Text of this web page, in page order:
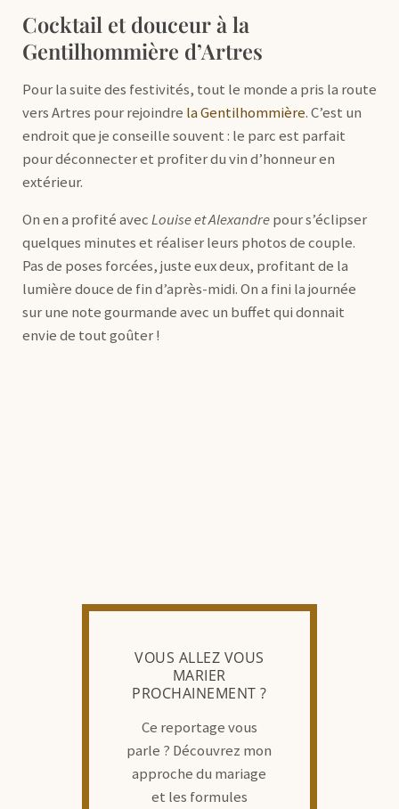
Cocktail et douceur à la
Gentilhommière d’Artres
Pour la suite des festivités, tout le monde a pris la route
vers Artres pour rejoindre la Gentilhommière. C’est un
endroit que je conseille souvent : le parc est parfait
pour déconnecter et profiter du vin d’honneur en
extérieur.
On en a profité avecLouise et Alexandrepour s’éclipser
quelques minutes et réaliser leurs photos de couple.
Pas de poses forcées, juste eux deux, profitant de la
lumière douce de fin d’après-midi. On a fini la journée
sur une note gourmande avec un buffet qui donnait
envie de tout goûter !
VOUS ALLEZ VOUS
MARIER
PROCHAINEMENT ?
Ce reportage vous
parle ? Découvrez mon
approche du mariage
et les formules